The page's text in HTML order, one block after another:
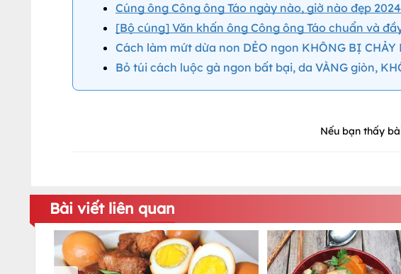
Cúng ông Công ông Táo ngày nào, giờ nào đẹp
[Bộ cúng] Văn khấn ông Công ông Táo chuẩn và
Cách làm mứt dừa non DẺO ngon KHÔNG BỊ CHẢY
Bỏ túi cách luộc gà ngon bất bại, da VÀNG giòn,
Nếu bạn thấy
Bài viết liên quan